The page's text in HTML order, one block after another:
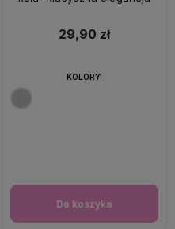
29,90 zł
Do koszyka
KOLORY: